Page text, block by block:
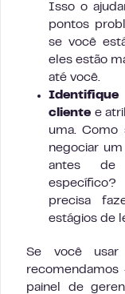
Isso o
pontos
se você
eles estão
até você.
cliente e
uma. Como
negociar
antes de
precisa
estágios de
Se você
painel de